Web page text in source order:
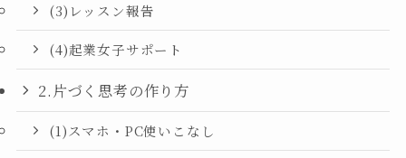
(3)レッスン報告
(4)起業女子サポート
2.片づく思考の作り方
(1)スマホ・PC使いこなし